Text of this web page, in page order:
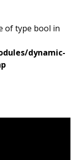
of type bool in
dynamic-